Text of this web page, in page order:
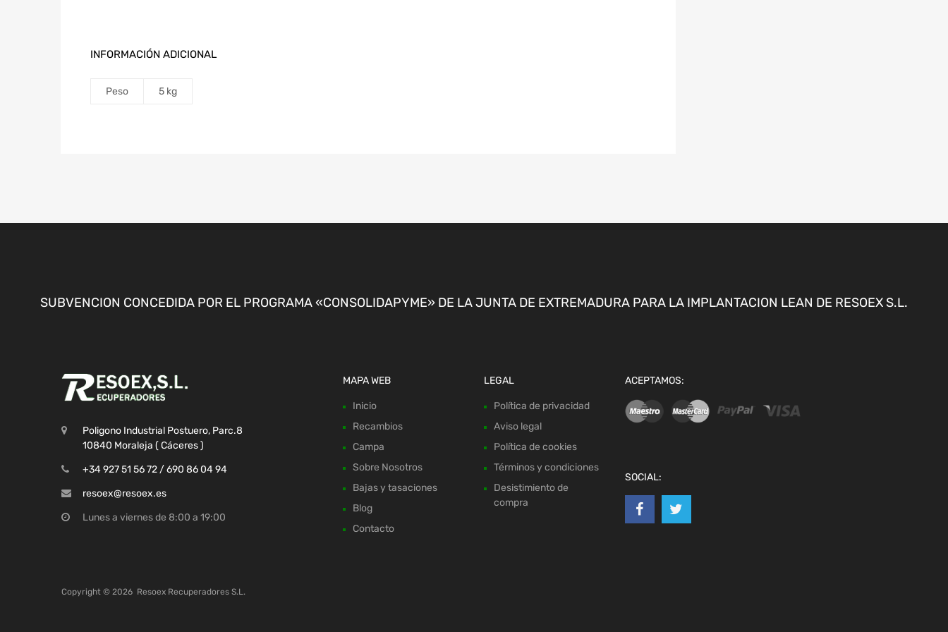
INFORMACIÓN ADICIONAL
Peso 5 kg
SUBVENCION CONCEDIDA POR EL PROGRAMA «CONSOLIDAPYME» DE LA JUNTA DE EXTREMADURA PARA LA IMPLANTACION LEAN DE RESOEX S.L.
Poligono Industrial Postuero, Parc.8
10840 Moraleja ( Cáceres )
+34 927 51 56 72 / 690 86 04 94
resoex@resoex.es
Lunes a viernes de 8:00 a 19:00
MAPA WEB
Inicio
Recambios
Campa
Sobre Nosotros
Bajas y tasaciones
Blog
Contacto
LEGAL
Política de privacidad
Aviso legal
Política de cookies
Términos y condiciones
Desistimiento de
compra
ACEPTAMOS:
SOCIAL:
Copyright © 2026 Resoex Recuperadores S.L.